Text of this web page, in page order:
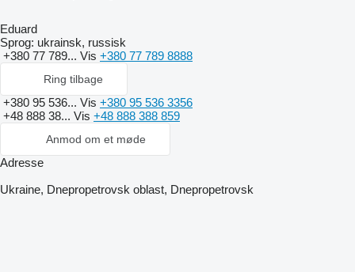
Eduard
Sprog: ukrainsk, russisk
+380 77 789... Vis +380 77 789 8888
Ring tilbage
+380 95 536... Vis +380 95 536 3356
+48 888 38... Vis +48 888 388 859
Anmod om et møde
Adresse
Ukraine, Dnepropetrovsk oblast, Dnepropetrovsk